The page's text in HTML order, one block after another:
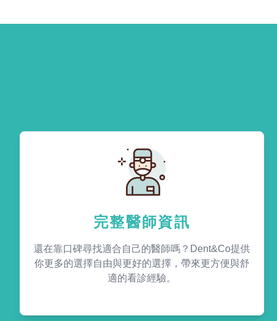
完整醫師資訊
還在靠口碑尋找適合自己的醫師嗎？Dent&Co提供
你更多的選擇自由與更好的選擇，帶來更方便與舒
適的看診經驗。